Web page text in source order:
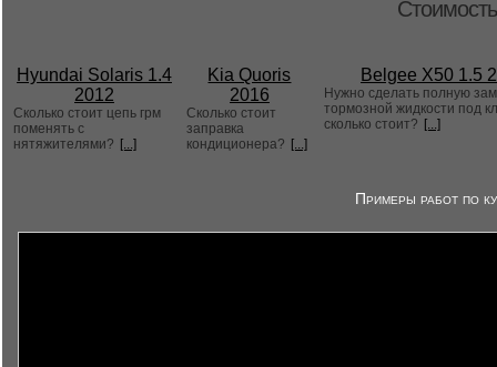
Hyundai Solaris 1.4
2012
Сколько стоит цепь грм
поменять с
нятяжителями? [...]
Kia Quoris
2016
Сколько стоит
заправка
кондиционера? [...]
Belgee X50 1.5
Нужно сделать полную
тормозной жидкости под
сколько стоит? [...]
Примеры работ по